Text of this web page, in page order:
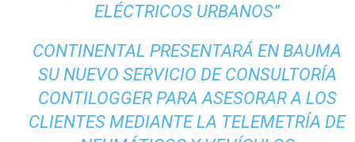
ELÉCTRICOS URBANOS”
CONTINENTAL PRESENTARÁ EN BAUMA
SU NUEVO SERVICIO DE CONSULTORÍA
CONTILOGGER PARA ASESORAR A LOS
CLIENTES MEDIANTE LA TELEMETRÍA DE